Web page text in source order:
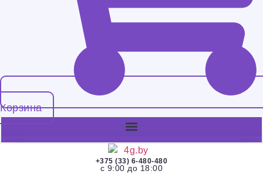
Корзина
+375 (33) 6-480-480
с 9:00 до 18:00